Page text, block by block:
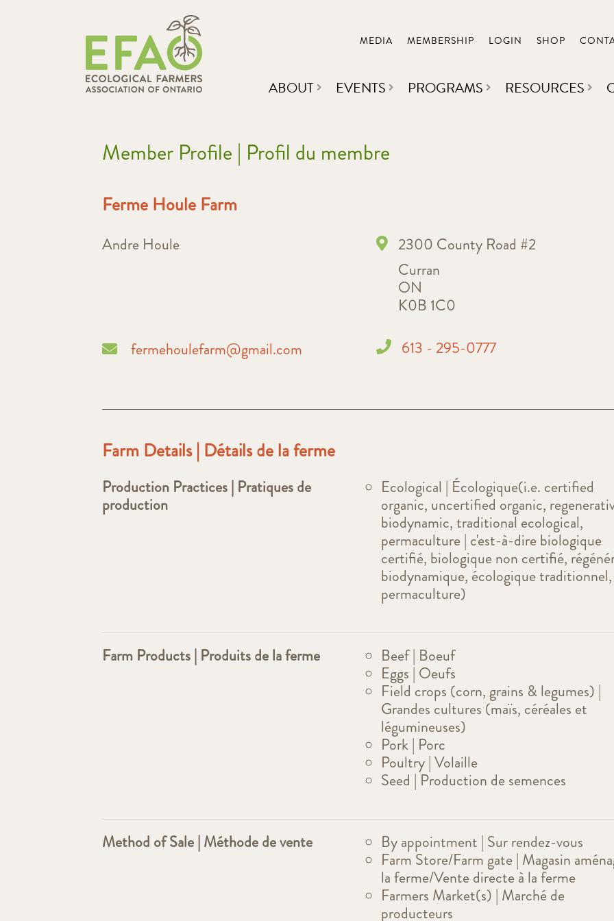
MEDIA MEMBERSHIP LOGIN SHOP
ABOUT EVENTS PROGRAMS RESOURCES
Member Profile | Profil du membre
Ferme Houle Farm
Andre Houle
2300 County Road #2
Curran
ON
K0B 1C0
fermehoulefarm@gmail.com 613 - 295-0777
Farm Details | Détails de la ferme
Production Practices | Pratiques de
production
Ecological | Écologique(i.e. certified
organic, uncertified organic,
biodynamic, traditional ecological,
permaculture | c'est-à-dire biologique
certifié, biologique non certifié,
biodynamique, écologique traditionnel,
permaculture)
Farm Products | Produits de la ferme
Beef | Boeuf
Eggs | Oeufs
Field crops (corn, grains & legumes) |
Grandes cultures (maïs, céréales et
légumineuses)
Pork | Porc
Poultry | Volaille
Seed | Production de semences
Method of Sale | Méthode de vente
By appointment | Sur rendez-vous
Farm Store/Farm gate | Magasin
la ferme/Vente directe à la ferme
Farmers Market(s) | Marché de
producteurs